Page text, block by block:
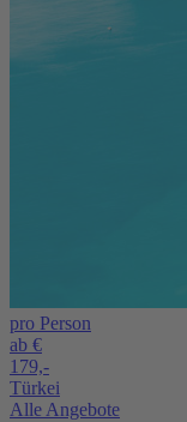
pro Person
ab €
179,-
Türkei
Alle Angebote